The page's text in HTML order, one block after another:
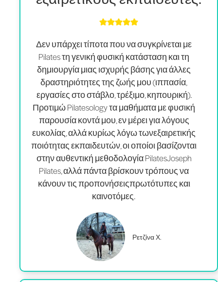
Δεν υπάρχει τίποτα που να συγκρίνεται με
Pilates τη γενική φυσική κατάσταση και τη
δημιουργία μιας ισχυρής βάσης για άλλες
δραστηριότητες της ζωής μου (ιππασία,
εργασίες στο στάβλο, τρέξιμο, κηπουρική).
Προτιμώ Pilatesology τα μαθήματα με φυσική
παρουσία κοντά μου, εν μέρει για λόγους
ευκολίας, αλλά κυρίως λόγω τωνεξαιρετικής
ποιότητας εκπαιδευτών, οι οποίοι βασίζονται
στην αυθεντική μεθοδολογία PilatesJoseph
Pilates, αλλά πάντα βρίσκουν τρόπους να
κάνουν τις προπονήσειςπρωτότυπες και
καινοτόμες.
Ρετζίνα Χ.